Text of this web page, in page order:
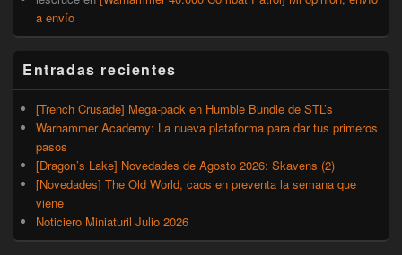
a envío
Entradas recientes
[Trench Crusade] Mega-pack en Humble Bundle de STL’s
Warhammer Academy: La nueva plataforma para dar tus primeros
pasos
[Dragon’s Lake] Novedades de Agosto 2026: Skavens (2)
[Novedades] The Old World, caos en preventa la semana que
viene
Noticiero Miniaturil Julio 2026